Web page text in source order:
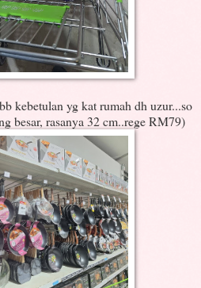
kebetulan yg kat rumah dh uzur...so
besar, rasanya 32 cm..rege RM79)